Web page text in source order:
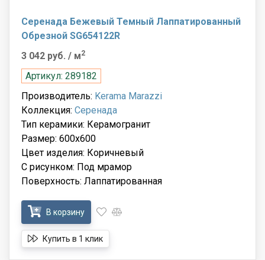
Серенада Бежевый Темный Лаппатированный
Обрезной SG654122R
3 042 руб. / м2
Артикул: 289182
Производитель: Kerama Marazzi
Коллекция: Серенада
Тип керамики: Керамогранит
Размер: 600x600
Цвет изделия: Коричневый
С рисунком: Под мрамор
Поверхность: Лаппатированная
В корзину
Купить в 1 клик